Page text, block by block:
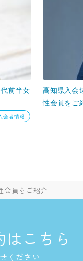
前半女
会者情報
高知県入会
性会員をご
会員をご紹介
こちら
ください